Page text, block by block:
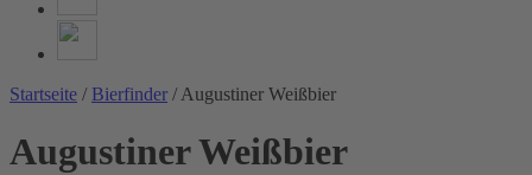
Startseite / Bierfinder / Augustiner Weißbier
Augustiner Weißbier